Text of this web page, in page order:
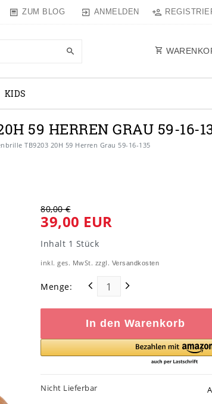
ZUM BLOG ANMELDEN
KIDS
59 HERREN GRAU 59-16-
TB9203 20H 59 Herren Grau 59-16-135
80,00 €
39,00 EUR
Inhalt 1 Stück
inkl. ges. MwSt. zzgl. Versandkosten
Menge:
In den Warenkorb
Nicht Lieferbar